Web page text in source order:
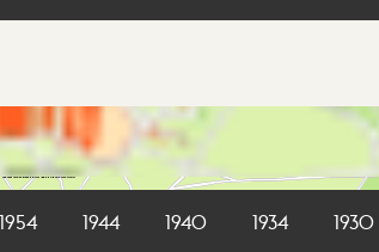
1954 1944 1940 1934 1930